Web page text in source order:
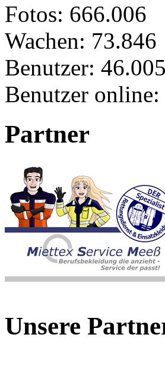
Fotos: 666.006
Wachen: 73.846
Benutzer: 46.005
Benutzer online:
Partner
Unsere